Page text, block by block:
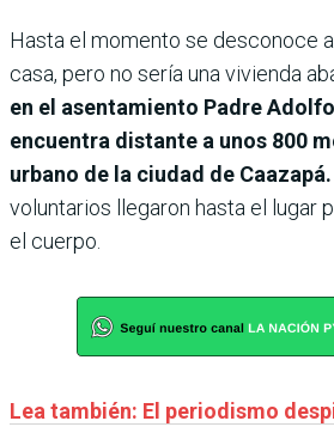
Hasta el momento se desconoce
casa, pero no sería una vivienda
en el asentamiento Padre
encuentra distante a unos 800
urbano de la ciudad de Caazapá.
voluntarios llegaron hasta el lugar
el cuerpo.
Lea también: El periodismo